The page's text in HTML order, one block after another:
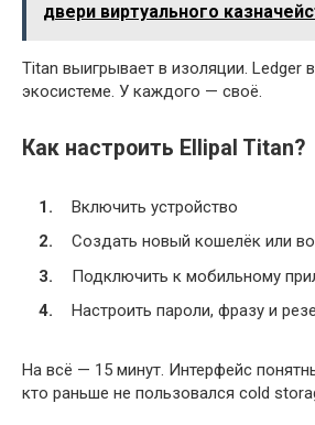
двери виртуального
Titan выигрывает в изоляции. Ledger
экосистеме. У каждого — своё.
Как настроить Ellipal Titan?
Включить устройство
Создать новый кошелёк или
Подключить к мобильному
Настроить пароли, фразу и
На всё — 15 минут. Интерфейс
кто раньше не пользовался cold